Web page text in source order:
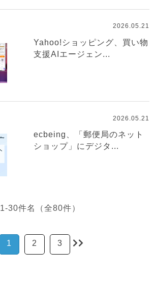
2026.05.21
Yahoo!ショッピング、買い物
支援AIエージェン...
2026.05.21
ecbeing、「郵便局のネット
ショップ」にデジタ...
1-30件名（全80件）
1 2 3